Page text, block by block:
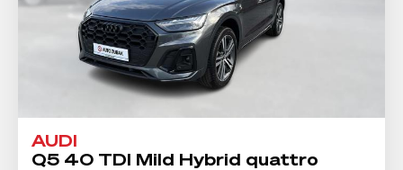
AUDI
Q5 40 TDI Mild Hybrid quattro